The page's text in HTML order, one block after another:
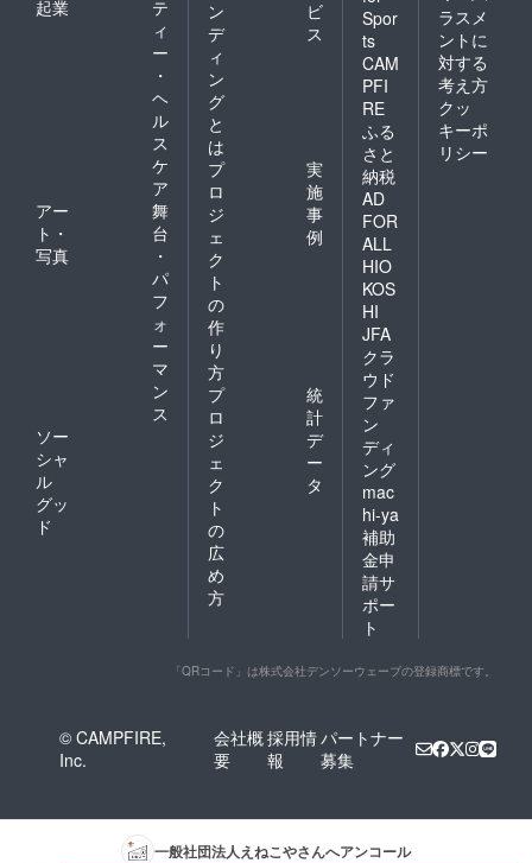
起業
テ
ィ
ー
・
ヘ
ル
ス
ケ
ア
アー
ト・
写真
舞
台
・
パ
フ
ォ
ー
マ
ン
ス
ソー
シャ
ル
グッ
ド
ン
デ
ィ
ン
グ
と
は
ビ
ス
プ
ロ
ジ
ェ
ク
ト
の
作
り
方
実
施
事
例
プ
ロ
ジ
ェ
ク
ト
の
広
め
方
統
計
デ
ー
タ
Spor
ts
CAM
PFI
RE
ふる
さと
納税
AD
FOR
ALL
HIO
KOS
HI
JFA
クラ
ウド
ファ
ン
ディ
ング
mac
hi-ya
補助
金申
請サ
ポー
ト
ラスメ
ントに
対する
考え方
クッ
キーポ
リシー
「QRコード」は株式会社デンソーウェーブの登録商標です。
© CAMPFIRE,
Inc.
会社概
要
採用情
報
パートナー
募集
一般社団法人えねこやさんへアンコール